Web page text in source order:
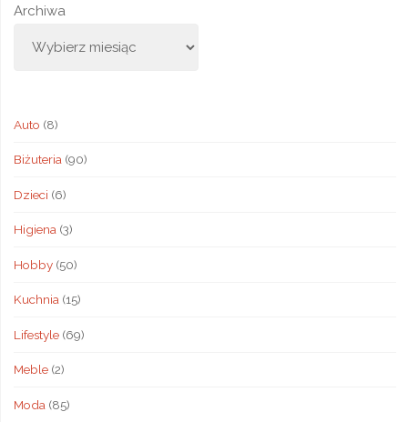
Archiwa
Auto (8)
Biżuteria(90)
Dzieci (6)
Higiena(3)
Hobby(50)
Kuchnia(15)
Lifestyle(69)
Meble(2)
Moda (85)